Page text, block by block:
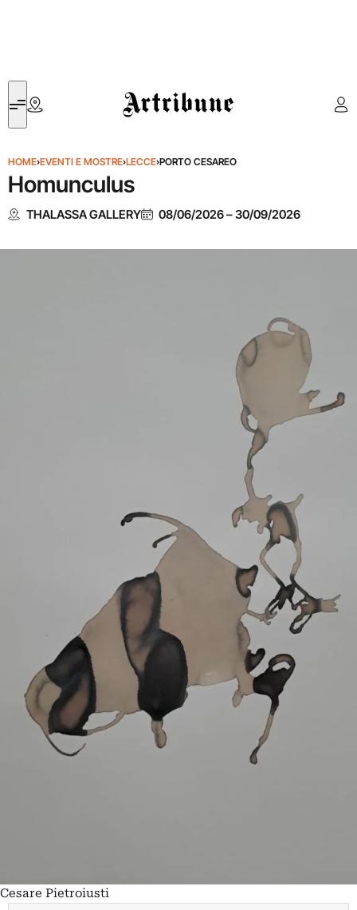
Artribune
HOME›EVENTI E MOSTRE›LECCE›PORTO CESAREO
Homunculus
THALASSA GALLERY 08/06/2026–30/09/2026
Cesare Pietroiusti